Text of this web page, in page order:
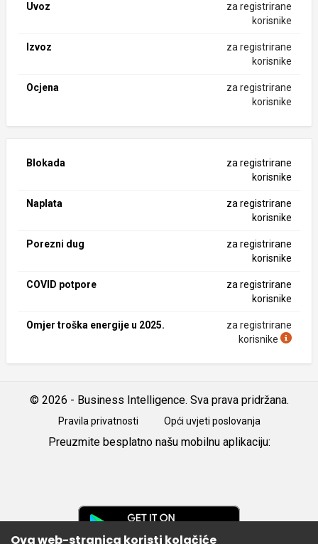
Uvoz
za registrirane
korisnike
Izvoz
za registrirane
korisnike
Ocjena
za registrirane
korisnike
Blokada
za registrirane
korisnike
Naplata
za registrirane
korisnike
Porezni dug
za registrirane
korisnike
COVID potpore
za registrirane
korisnike
Omjer troška energije u 2025.
za registrirane
korisnike
© 2026 - Business Intelligence. Sva prava pridržana.
Pravila privatnosti Opći uvjeti poslovanja
Preuzmite besplatno našu mobilnu aplikaciju:
Ova web-stranica koristi kolačiće